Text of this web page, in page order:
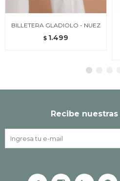
BILLETERA GLADIOLO - NUEZ
$ 1.499
Recibe